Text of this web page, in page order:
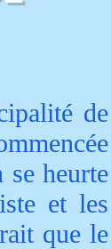
de
se heurte
et les
que le